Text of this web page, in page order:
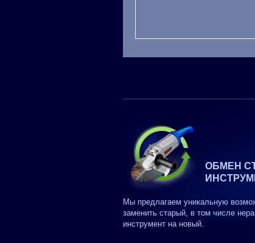
ОБМЕН
Мы предлагаем уникальную
заменить старый, в том числе
инструмент на новый.